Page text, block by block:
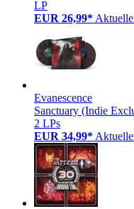
LP
EUR 26,99*
Evanescence
Sanctuary (Indie
2 LPs
EUR 34,99*